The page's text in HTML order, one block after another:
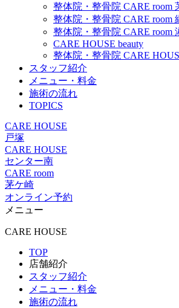
整体院・整骨院 CARE room
整体院・整骨院 CARE room
整体院・整骨院 CARE room
CARE HOUSE beauty
整体院・整骨院 CARE
スタッフ紹介
メニュー・料金
施術の流れ
TOPICS
CARE HOUSE
戸塚
CARE HOUSE
センター南
CARE room
茅ケ崎
オンライン予約
メニュー
CARE HOUSE
TOP
店舗紹介
スタッフ紹介
メニュー・料金
施術の流れ